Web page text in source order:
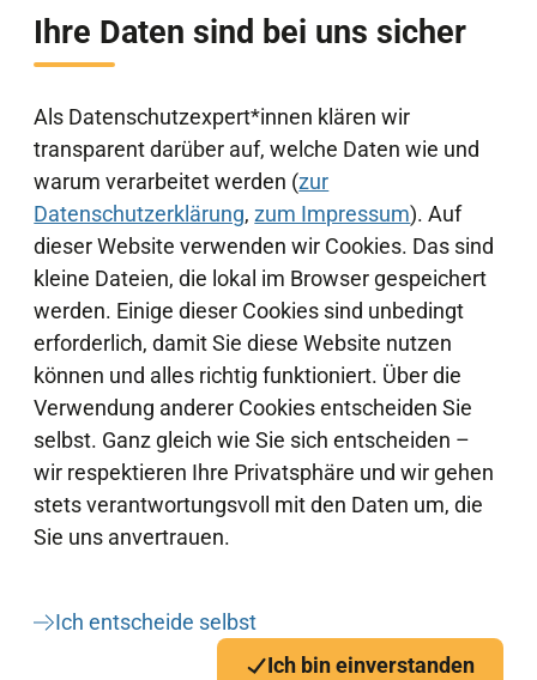
Ihre Daten sind bei uns sicher
Als Datenschutzexpert*innen klären wir
transparent darüber auf, welche Daten wie und
warum verarbeitet werden (zur
Datenschutzerklärung,zum Impressum). Auf
dieser Website verwenden wir Cookies. Das sind
kleine Dateien, die lokal im Browser gespeichert
werden. Einige dieser Cookies sind unbedingt
erforderlich, damit Sie diese Website nutzen
können und alles richtig funktioniert. Über die
Verwendung anderer Cookies entscheiden Sie
selbst. Ganz gleich wie Sie sich entscheiden –
wir respektieren Ihre Privatsphäre und wir gehen
stets verantwortungsvoll mit den Daten um, die
Sie uns anvertrauen.
Ich entscheide selbst
Ich bin einverstanden
Informationen zu De-Mail und De-Mail-
Weiterführende Informationen
dataport.kommunal
0431 3295-0
poststelle@dataport-kommunal.de